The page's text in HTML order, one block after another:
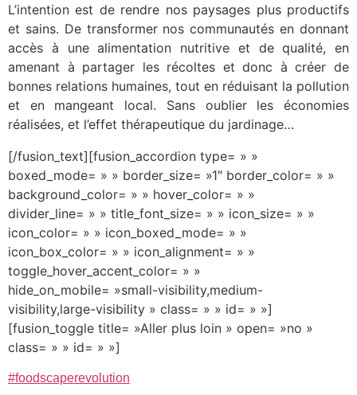
L’intention est de rendre nos paysages plus productifs
et sains. De transformer nos communautés en donnant
accès à une alimentation nutritive et de qualité, en
amenant à partager les récoltes et donc à créer de
bonnes relations humaines, tout en réduisant la pollution
et en mangeant local. Sans oublier les économies
réalisées, et l’effet thérapeutique du jardinage…
[/fusion_text][fusion_accordion type= » »
boxed_mode= » » border_size= »1″ border_color= » »
background_color= » » hover_color= » »
divider_line= » » title_font_size= » » icon_size= » »
icon_color= » » icon_boxed_mode= » »
icon_box_color= » » icon_alignment= » »
toggle_hover_accent_color= » »
hide_on_mobile= »small-visibility,medium-
visibility,large-visibility » class= » » id= » »]
[fusion_toggle title= »Aller plus loin » open= »no »
class= » » id= » »]
#foodscaperevolution